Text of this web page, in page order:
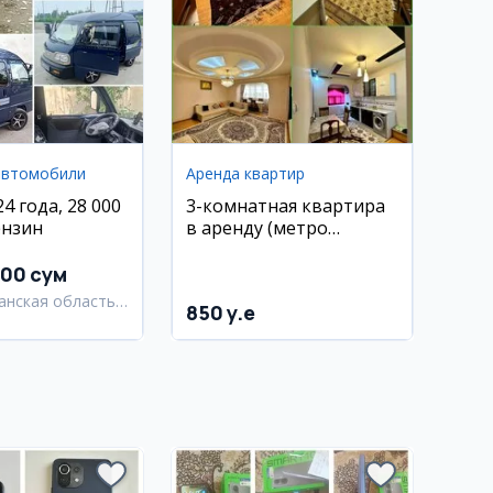
года, 28 000
сум
область,
Аренда квартир
3-комнатная квартира
в аренду (метро
850 y.e